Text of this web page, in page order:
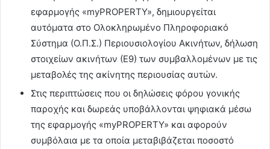
εφαρμογής «myPROPERTY», δημιουργείται
αυτόματα στο Ολοκληρωμένο Πληροφοριακό
Σύστημα (Ο.Π.Σ.) Περιουσιολογίου Ακινήτων, δήλωση
στοιχείων ακινήτων (Ε9) των συμβαλλομένων με τις
μεταβολές της ακίνητης περιουσίας αυτών.
Στις περιπτώσεις που οι δηλώσεις φόρου γονικής
παροχής και δωρεάς υποβάλλονται ψηφιακά μέσω
της εφαρμογής «myPROPERTY» και αφορούν
συμβόλαια με τα οποία μεταβιβάζεται ποσοστό